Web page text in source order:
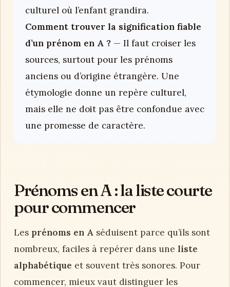
culturel où l’enfant grandira.
Comment trouver la signification fiable
d’un prénom en A ? — Il faut croiser les
sources, surtout pour les prénoms
anciens ou d’origine étrangère. Une
étymologie donne un repère culturel,
mais elle ne doit pas être confondue avec
une promesse de caractère.
Prénoms en A : la liste courte
pour commencer
Les prénoms en A séduisent parce qu’ils sont
nombreux, faciles à repérer dans une liste
alphabétique et souvent très sonores. Pour
commencer, mieux vaut distinguer les